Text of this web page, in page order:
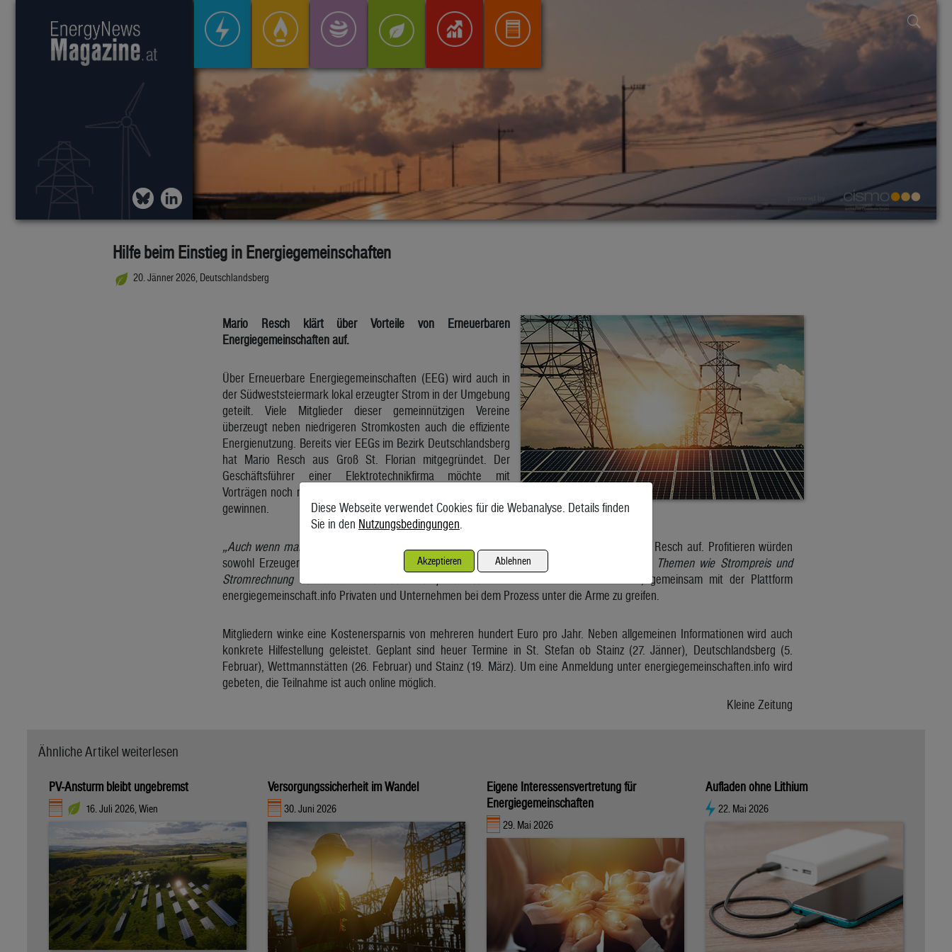
Hilfe beim Einstieg in Energiegemeinschaften
20. Jänner 2026, Deutschlandsberg
Mario Resch klärt über Vorteile von Erneuerbaren
Energiegemeinschaften auf.
Über Erneuerbare Energiegemeinschaften (EEG) wird auch in
der Südweststeiermark lokal erzeugter Strom in der Umgebung
geteilt. Viele Mitglieder dieser gemeinnützigen Vereine
überzeugt neben niedrigeren Stromkosten auch die effiziente
Energienutzung. Bereits vier EEGs im Bezirk Deutschlandsberg
hat Mario Resch aus Groß St. Florian mitgegründet. Der
Geschäftsführer einer Elektrotechnikfirma möchte mit
Vorträgen noch mehr Menschen für regionale Gemeinschaften
gewinnen.
„Auch wenn man selbst keine eigene Photovoltaikanlage hat, kann man mitmachen“
, zeigt Resch auf. Profitieren würden
sowohl Erzeuger als auch Nutzer, der Einstieg sei aber nicht immer ganz einfach:
„Denn Themen wie Strompreis und
Stromrechnung können für Laien sehr kompliziert sein.“
Daher kam er auf die Idee, gemeinsam mit der Plattform
energiegemeinschaft.info Privaten und Unternehmen bei dem Prozess unter die Arme zu greifen.
Mitgliedern winke eine Kostenersparnis von mehreren hundert Euro pro Jahr. Neben allgemeinen Informationen wird auch
konkrete Hilfestellung geleistet. Geplant sind heuer Termine in St. Stefan ob Stainz (27. Jänner), Deutschlandsberg (5.
Februar), Wettmannstätten (26. Februar) und Stainz (19. März). Um eine Anmeldung unter energiegemeinschaften.info wird
gebeten, die Teilnahme ist auch online möglich.
Kleine Zeitung
Ähnliche Artikel weiterlesen
PV-Ansturm bleibt ungebremst
16. Juli 2026, Wien
Versorgungssicherheit im Wandel
30. Juni 2026
Eigene Interessensvertretung für
Energiegemeinschaften
29. Mai 2026
Aufladen ohne Lithium
22. Mai 2026
Diese Webseite verwendet Cookies für die Webanalyse. Details finden
Sie in den Nutzungsbedingungen
Akzeptieren Ablehnen